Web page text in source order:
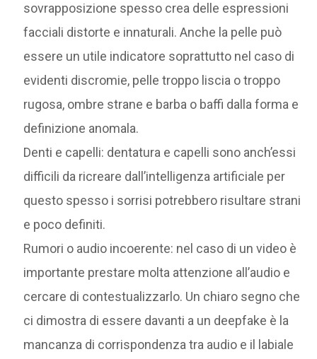
sovrapposizione spesso crea delle espressioni
facciali distorte e innaturali. Anche la pelle può
essere un utile indicatore soprattutto nel caso di
evidenti discromie, pelle troppo liscia o troppo
rugosa, ombre strane e barba o baffi dalla forma e
definizione anomala.
Denti e capelli: dentatura e capelli sono anch’essi
difficili da ricreare dall’intelligenza artificiale per
questo spesso i sorrisi potrebbero risultare strani
e poco definiti.
Rumori o audio incoerente: nel caso di un video è
importante prestare molta attenzione all’audio e
cercare di contestualizzarlo. Un chiaro segno che
ci dimostra di essere davanti a un deepfake è la
mancanza di corrispondenza tra audio e il labiale